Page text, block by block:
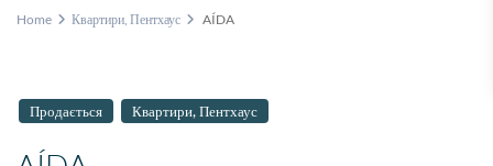
Home Квартири,Пентхаус AÍDA
Продається Квартири,Пентхаус